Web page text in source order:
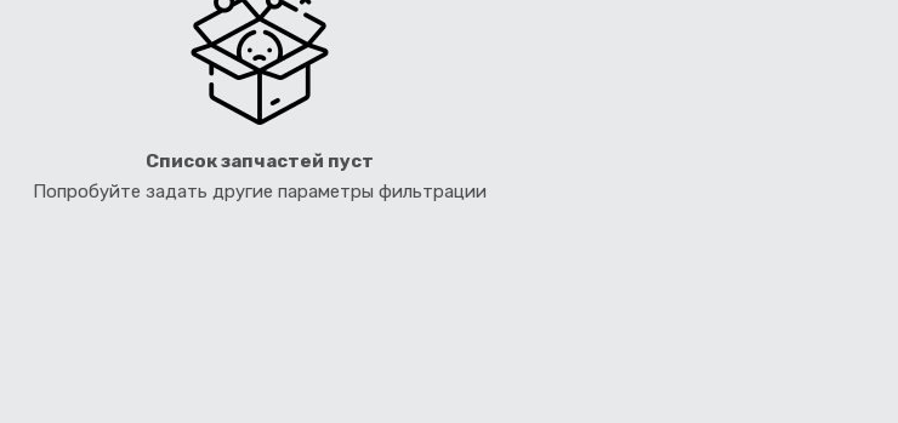
Список запчастей пуст
Попробуйте задать другие параметры фильтрации